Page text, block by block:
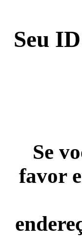
Seu
Se
favor